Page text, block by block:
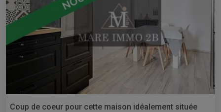
Coup de coeur pour cette maison idéalement située